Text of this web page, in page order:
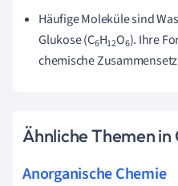
Häufige Moleküle sind
Glukose (C6H12O6). Ihre
chemische
Ähnliche Themen in
Anorganische Chemie